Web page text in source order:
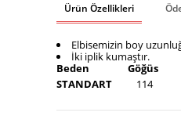
Ürün Özellikleri
Elbisemizin boy
İki iplik kumaştır.
Beden
Göğüs
STANDART
114